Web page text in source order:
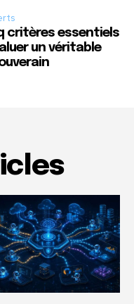
critères essentiels
un véritable